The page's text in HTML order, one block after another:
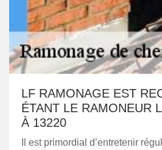
LF RAMONAGE EST
ÉTANT LE RAMONEUR
À 13220
Il est primordial d’entretenir